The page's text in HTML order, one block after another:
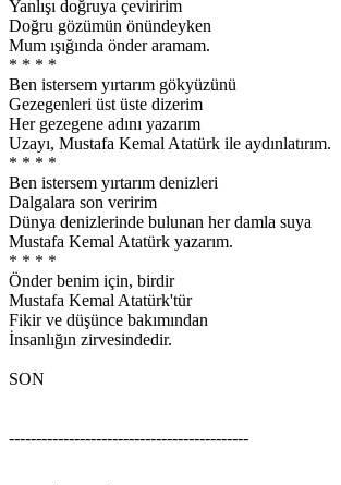
Yanlışı doğruya çeviririm
Doğru gözümün önündeyken
Mum ışığında önder aramam.
* * * *
Ben istersem yırtarım gökyüzünü
Gezegenleri üst üste dizerim
Her gezegene adını yazarım
Uzayı, Mustafa Kemal Atatürk ile aydınlatırım.
* * * *
Ben istersem yırtarım denizleri
Dalgalara son veririm
Dünya denizlerinde bulunan her damla suya
Mustafa Kemal Atatürk yazarım.
* * * *
Önder benim için, birdir
Mustafa Kemal Atatürk'tür
Fikir ve düşünce bakımından
İnsanlığın zirvesindedir.
SON
--------------------------------------------